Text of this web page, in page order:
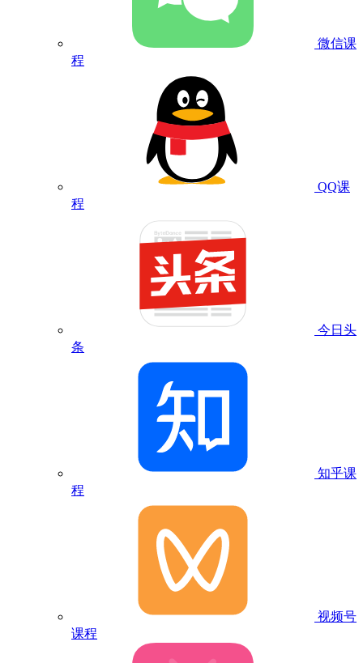
微信课
程
QQ课
程
今日头
条
知乎课
程
视频号
课程